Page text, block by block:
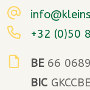
+32 (0)50
BE66
BIC